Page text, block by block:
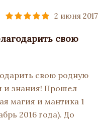
2 июня 2017
свою
свою родную
и знания! Прошел
магия и мантика 1
2016 года). До